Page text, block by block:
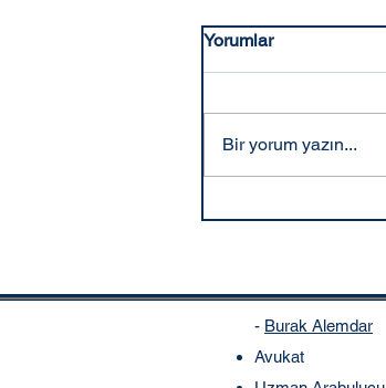
Yorumlar
Bir yorum yazın...
- Burak Alemdar
Avukat